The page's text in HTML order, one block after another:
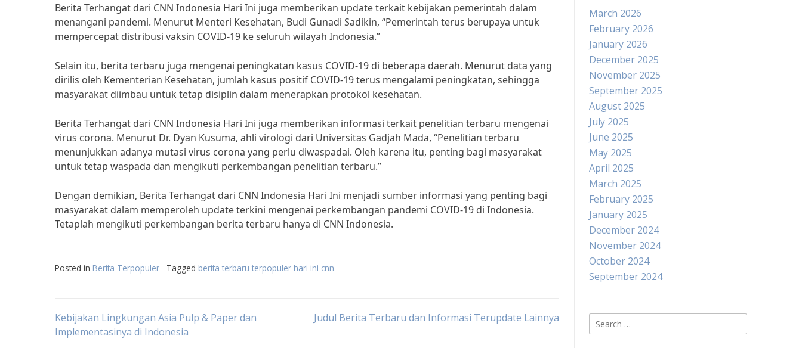
Berita Terhangat dari CNN Indonesia Hari Ini juga memberikan update terkait kebijakan pemerintah dalam
menangani pandemi. Menurut Menteri Kesehatan, Budi Gunadi Sadikin, “Pemerintah terus berupaya untuk
mempercepat distribusi vaksin COVID-19 ke seluruh wilayah Indonesia.”
Selain itu, berita terbaru juga mengenai peningkatan kasus COVID-19 di beberapa daerah. Menurut data yang
dirilis oleh Kementerian Kesehatan, jumlah kasus positif COVID-19 terus mengalami peningkatan, sehingga
masyarakat diimbau untuk tetap disiplin dalam menerapkan protokol kesehatan.
Berita Terhangat dari CNN Indonesia Hari Ini juga memberikan informasi terkait penelitian terbaru mengenai
virus corona. Menurut Dr. Dyan Kusuma, ahli virologi dari Universitas Gadjah Mada, “Penelitian terbaru
menunjukkan adanya mutasi virus corona yang perlu diwaspadai. Oleh karena itu, penting bagi masyarakat
untuk tetap waspada dan mengikuti perkembangan penelitian terbaru.”
Dengan demikian, Berita Terhangat dari CNN Indonesia Hari Ini menjadi sumber informasi yang penting bagi
masyarakat dalam memperoleh update terkini mengenai perkembangan pandemi COVID-19 di Indonesia.
Tetaplah mengikuti perkembangan berita terbaru hanya di CNN Indonesia.
Posted in Berita Terpopuler Tagged berita terbaru terpopuler hari ini cnn
Post
Kebijakan Lingkungan Asia Pulp & Paper dan
Implementasinya di Indonesia
Judul Berita Terbaru dan Informasi Terupdate Lainnya
March 2026
February 2026
January 2026
December 2025
November 2025
September 2025
August 2025
July 2025
June 2025
May 2025
April 2025
March 2025
February 2025
January 2025
December 2024
November 2024
October 2024
September 2024
Search
for: